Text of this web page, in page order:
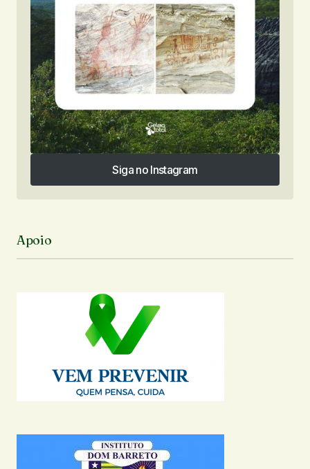
Siga no Instagram
Siga no Instagram
Apoio